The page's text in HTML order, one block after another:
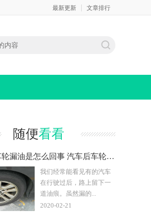
最新更新 文章排行
随便看看
汽车右后车轮漏油是怎么回事 汽车后车轮漏油是什么原因
我们经常能看见有的汽车
在行驶过后，路上留下一
道油痕。虽然漏的...
2020-02-21